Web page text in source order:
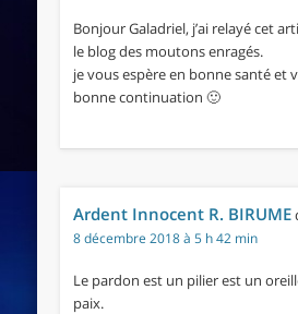
Bonjour Galadriel, j’ai relayé cet
le blog des moutons enragés.
je vous espère en bonne santé et
bonne continuation 🙂
Ardent Innocent R. BIRUME
8 décembre 2018 à 5 h 42 min
Le pardon est un pilier est un
paix.